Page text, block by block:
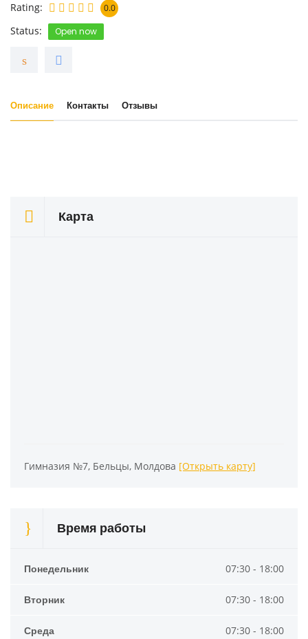
Rating
0.0
Status Open now
Описание Контакты Отзывы
Карта
Гимназия №7, Бельцы, Молдова [Открыть карту]
Время работы
Понедельник 07:30 - 18:00
Вторник 07:30 - 18:00
Среда 07:30 - 18:00